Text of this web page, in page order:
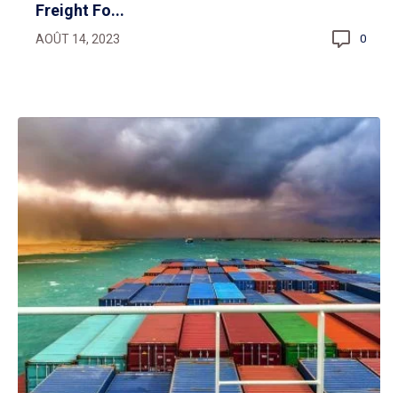
Freight Fo...
AOÛT 14, 2023 0